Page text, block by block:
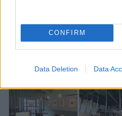
CONFIRM
Data Deletion Data